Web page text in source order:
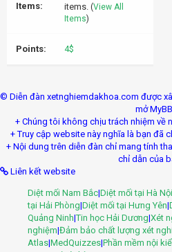
Items:
items. (View All
Items)
Points: 4$
© Diễn đàn xetnghiemdakhoa.com được
mở
+ Chúng tôi không chịu trách nhiệm về
+ Truy cập website này nghĩa là bạn đã
+ Nội dung trên diễn đàn chỉ mang tính
chỉ dẫn của
Liên kết website
Diệt mối Nam Bắc|Diệt mối tại Hà Nội
tại Hải Phòng|Diệt mối tại Hưng Yên|
Quảng Ninh|Tin học Hải Dương|Xét
nghiệm|Đảm bảo chất lượng xét
Atlas|MedQuizzes|Phần mềm nội